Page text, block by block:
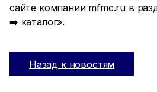
сайте компании mfmc.ru в
➡️ каталог».
Назад к новостям